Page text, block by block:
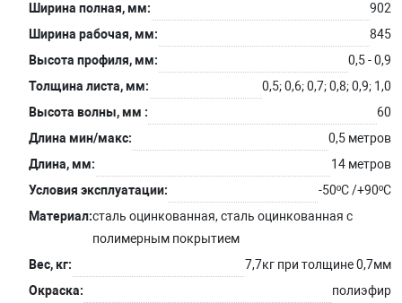
Ширина полная, мм:
902
Ширина рабочая, мм:
845
Высота профиля, мм:
0,5 - 0,9
Толщина листа, мм:
0,5; 0,6; 0,7; 0,8; 0,9; 1,0
Высота волны, мм :
60
Длина мин/макс:
0,5 метров
Длина, мм:
14 метров
Условия эксплуатации:
-50ºС /+90ºС
Материал:сталь оцинкованная, сталь оцинкованная с
полимерным покрытием
Вес, кг:
7,7кг при толщине 0,7мм
Окраска:
полиэфир